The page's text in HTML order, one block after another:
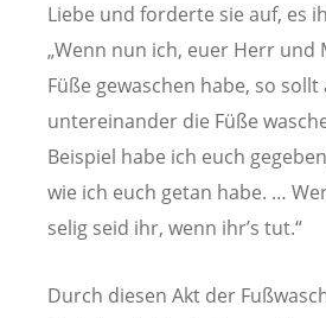
Liebe und forderte sie auf, es
„Wenn nun ich, euer Herr und
Füße gewaschen habe, so
untereinander die Füße
Beispiel habe ich euch
wie ich euch getan habe. …
selig seid ihr, wenn ihr’s tut.“
Durch diesen Akt der